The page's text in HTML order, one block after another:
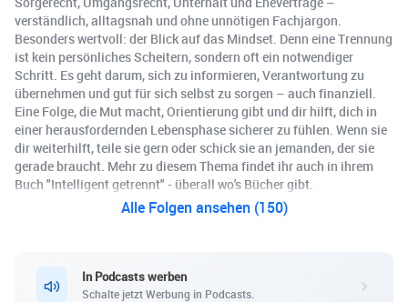
verständlich, alltagsnah und ohne unnötigen Fachjargon.
Besonders wertvoll: der Blick auf das Mindset. Denn eine Trennung
ist kein persönliches Scheitern, sondern oft ein notwendiger
Schritt. Es geht darum, sich zu informieren, Verantwortung zu
übernehmen und gut für sich selbst zu sorgen – auch finanziell.
Eine Folge, die Mut macht, Orientierung gibt und dir hilft, dich in
einer herausfordernden Lebensphase sicherer zu fühlen. Wenn sie
dir weiterhilft, teile sie gern oder schick sie an jemanden, der sie
gerade braucht. Mehr zu diesem Thema findet ihr auch in ihrem
Buch "Intelligent getrennt" - überall wo's Bücher gibt.
Alle Folgen ansehen (150)
In Podcasts werben
Schalte jetzt Werbung in Podcasts.